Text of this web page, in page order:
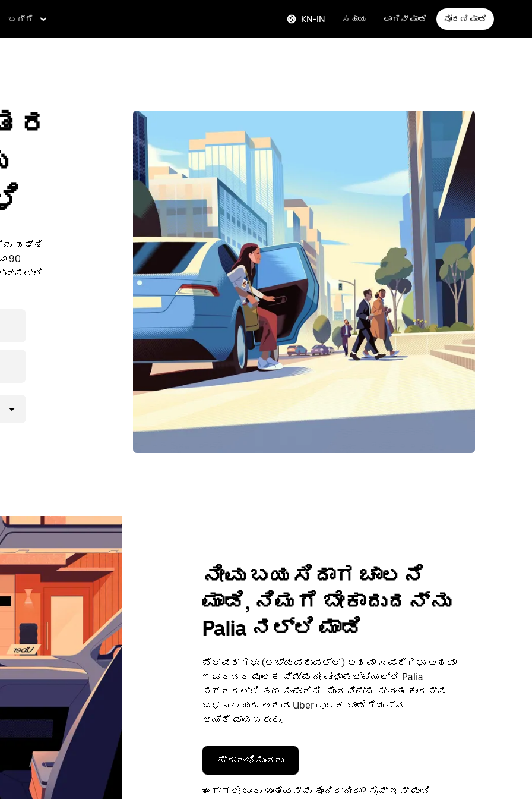
ಬಗ್ಗೆ KN-IN ಸಹಾಯ ಲಾಗಿನ್ ಮಾಡಿ ನೋಂದಣಿ ಮಾಡಿ
ಹತ್ತಿ
90
ನೀವು ಬಯಸಿದಾಗ ಚಾಲನೆ
ಮಾಡಿ, ನಿಮಗೆ ಬೇಕಾದುದನ್ನು
Palia ನಲ್ಲಿ ಮಾಡಿ
ಡೆಲಿವರಿಗಳು (ಲಭ್ಯವಿರುವಲ್ಲಿ) ಅಥವಾ ಸವಾರಿಗಳು ಅಥವಾ
ಇವೆರಡರ ಮೂಲಕ ನಿಮ್ಮದೇ ವೇಳಾಪಟ್ಟಿಯಲ್ಲಿ Palia
ನಗರದಲ್ಲಿ ಹಣ ಸಂಪಾದಿಸಿ. ನೀವು ನಿಮ್ಮ ಸ್ವಂತ ಕಾರನ್ನು
ಬಳಸಬಹುದು ಅಥವಾ Uber ಮೂಲಕ ಬಾಡಿಗೆಯನ್ನು
ಆಯ್ಕೆ ಮಾಡಬಹುದು.
ಪ್ರಾರಂಭಿಸುವುದು
ಈಗಾಗಲೇ ಒಂದು ಖಾತೆಯನ್ನು ಹೊಂದಿದ್ದೀರಾ? ಸೈನ್ ಇನ್ ಮಾಡಿ